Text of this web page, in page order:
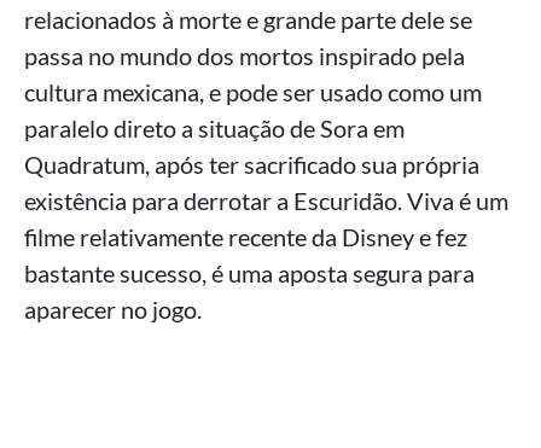
relacionados à morte e grande parte dele se
passa no mundo dos mortos inspirado pela
cultura mexicana, e pode ser usado como um
paralelo direto a situação de Sora em
Quadratum, após ter sacrificado sua própria
existência para derrotar a Escuridão. Viva é um
filme relativamente recente da Disney e fez
bastante sucesso, é uma aposta segura para
aparecer no jogo.